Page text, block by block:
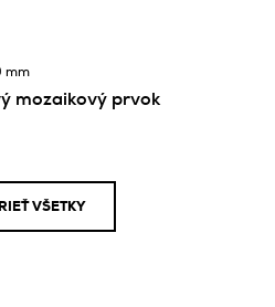
mozaikový prvok
mm
VŠETKY